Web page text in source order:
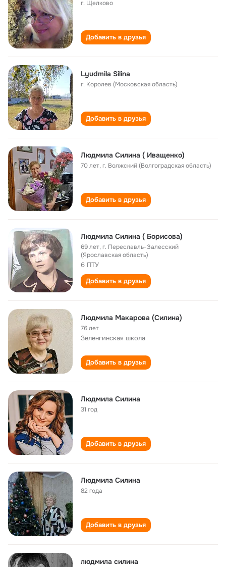
г. Щелково
Добавить в друзья
Lyudmila Silina
г. Королев (Московская область)
Добавить в друзья
Людмила Силина ( Иващенко)
70 лет,г. Волжский (Волгоградская область)
Добавить в друзья
Людмила Силина ( Борисова)
69 лет,г. Переславль-Залесский
(Ярославская область)
6 ПТУ
Добавить в друзья
Людмила Макарова (Силина)
76 лет
Зеленгинская школа
Добавить в друзья
Людмила Силина
31 год
Добавить в друзья
Людмила Силина
82 года
Добавить в друзья
людмила силина